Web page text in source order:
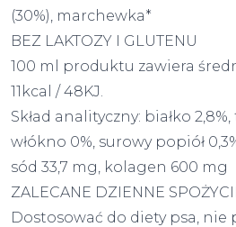
(30%), marchewka*
BEZ LAKTOZY I GLUTENU
100 ml produktu zawiera
11kcal / 48KJ.
Skład analityczny: białko
włókno 0%, surowy popiół
sód 33,7 mg, kolagen 600 mg
ZALECANE DZIENNE
Dostosować do diety psa, nie